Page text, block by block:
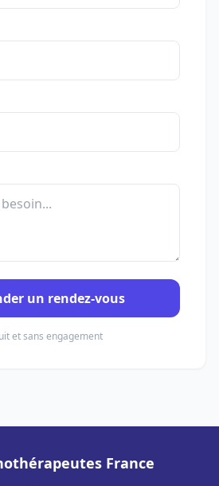
un rendez-vous
et sans engagement
France